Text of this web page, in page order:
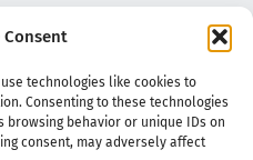
Consent
technologies like cookies to
Consenting to these technologies
behavior or unique IDs on
consent, may adversely affect